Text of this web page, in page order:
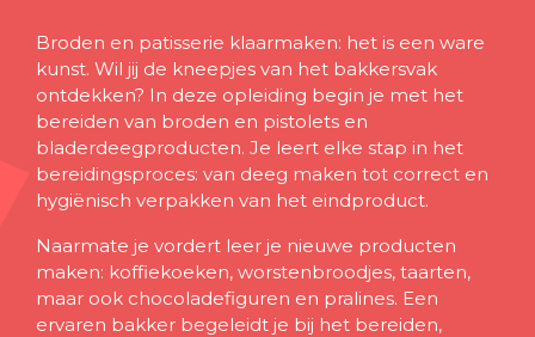
Broden en patisserie klaarmaken: het is een ware
kunst. Wil jij de kneepjes van het bakkersvak
ontdekken? In deze opleiding begin je met het
bereiden van broden en pistolets en
bladerdeegproducten. Je leert elke stap in het
bereidingsproces: van deeg maken tot correct en
hygiënisch verpakken van het eindproduct.
Naarmate je vordert leer je nieuwe producten
maken: koffiekoeken, worstenbroodjes, taarten,
maar ook chocoladefiguren en pralines. Een
ervaren bakker begeleidt je bij het bereiden,